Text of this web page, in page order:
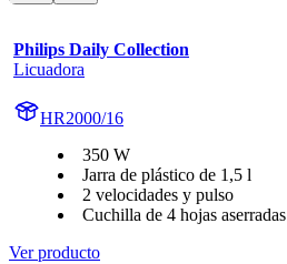
Philips Daily Collection
Licuadora
HR2000/16
350 W
Jarra de plástico de 1,5 l
2 velocidades y pulso
Cuchilla de 4 hojas aserradas
Ver producto